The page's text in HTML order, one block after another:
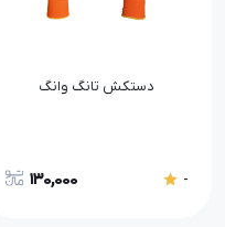
دستکش تانگ وانگ
-
130,000